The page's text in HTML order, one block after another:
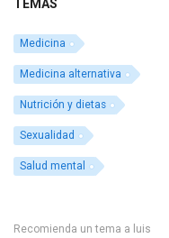
TEMAS
Medicina
Medicina alternativa
Nutrición y dietas
Sexualidad
Salud mental